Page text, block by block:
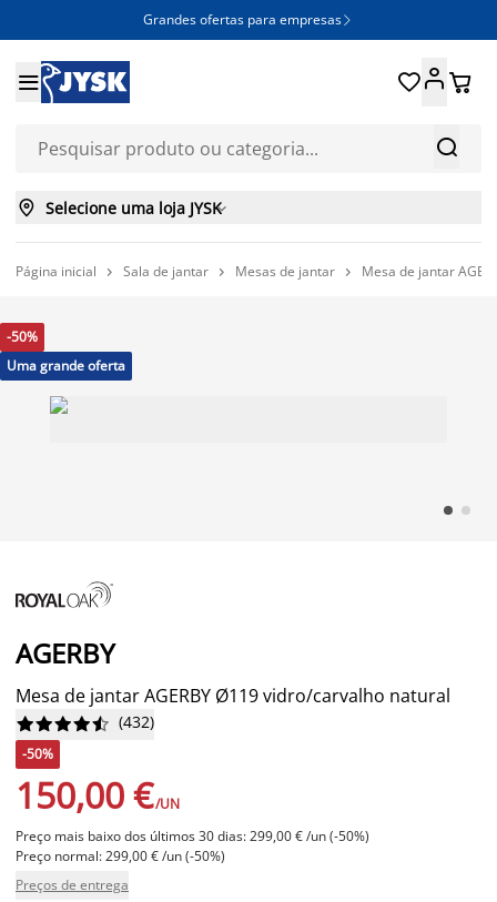
Grandes ofertas para empresas 


 
 Selecione uma loja JYSK
Página inicial  Sala de jantar  Mesas de jantar  Mesa de jantar
-50%
Uma grande oferta
AGERBY
Mesa de jantar AGERBY Ø119 vidro/carvalho natural





 (432)
-50%
150,00 €/UN
Preço mais baixo dos últimos 30 dias: 299,00 € /un (-50%)
Preço normal: 299,00 € /un (-50%)
Preços de entrega